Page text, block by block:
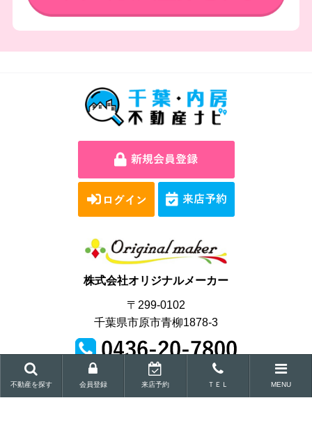
不動産を探す 会員登録 来店予約 ＴＥＬ MENU
株式会社オリジナルメーカー
〒299-0102
千葉県市原市青柳1878-3
営業時間｜9:00～18:00